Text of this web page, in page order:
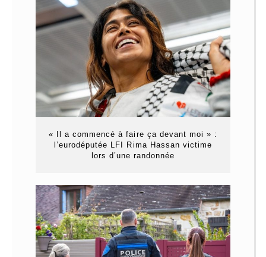
« Il a commencé à faire ça devant moi » :
l’eurodéputée LFI Rima Hassan victime
lors d’une randonnée